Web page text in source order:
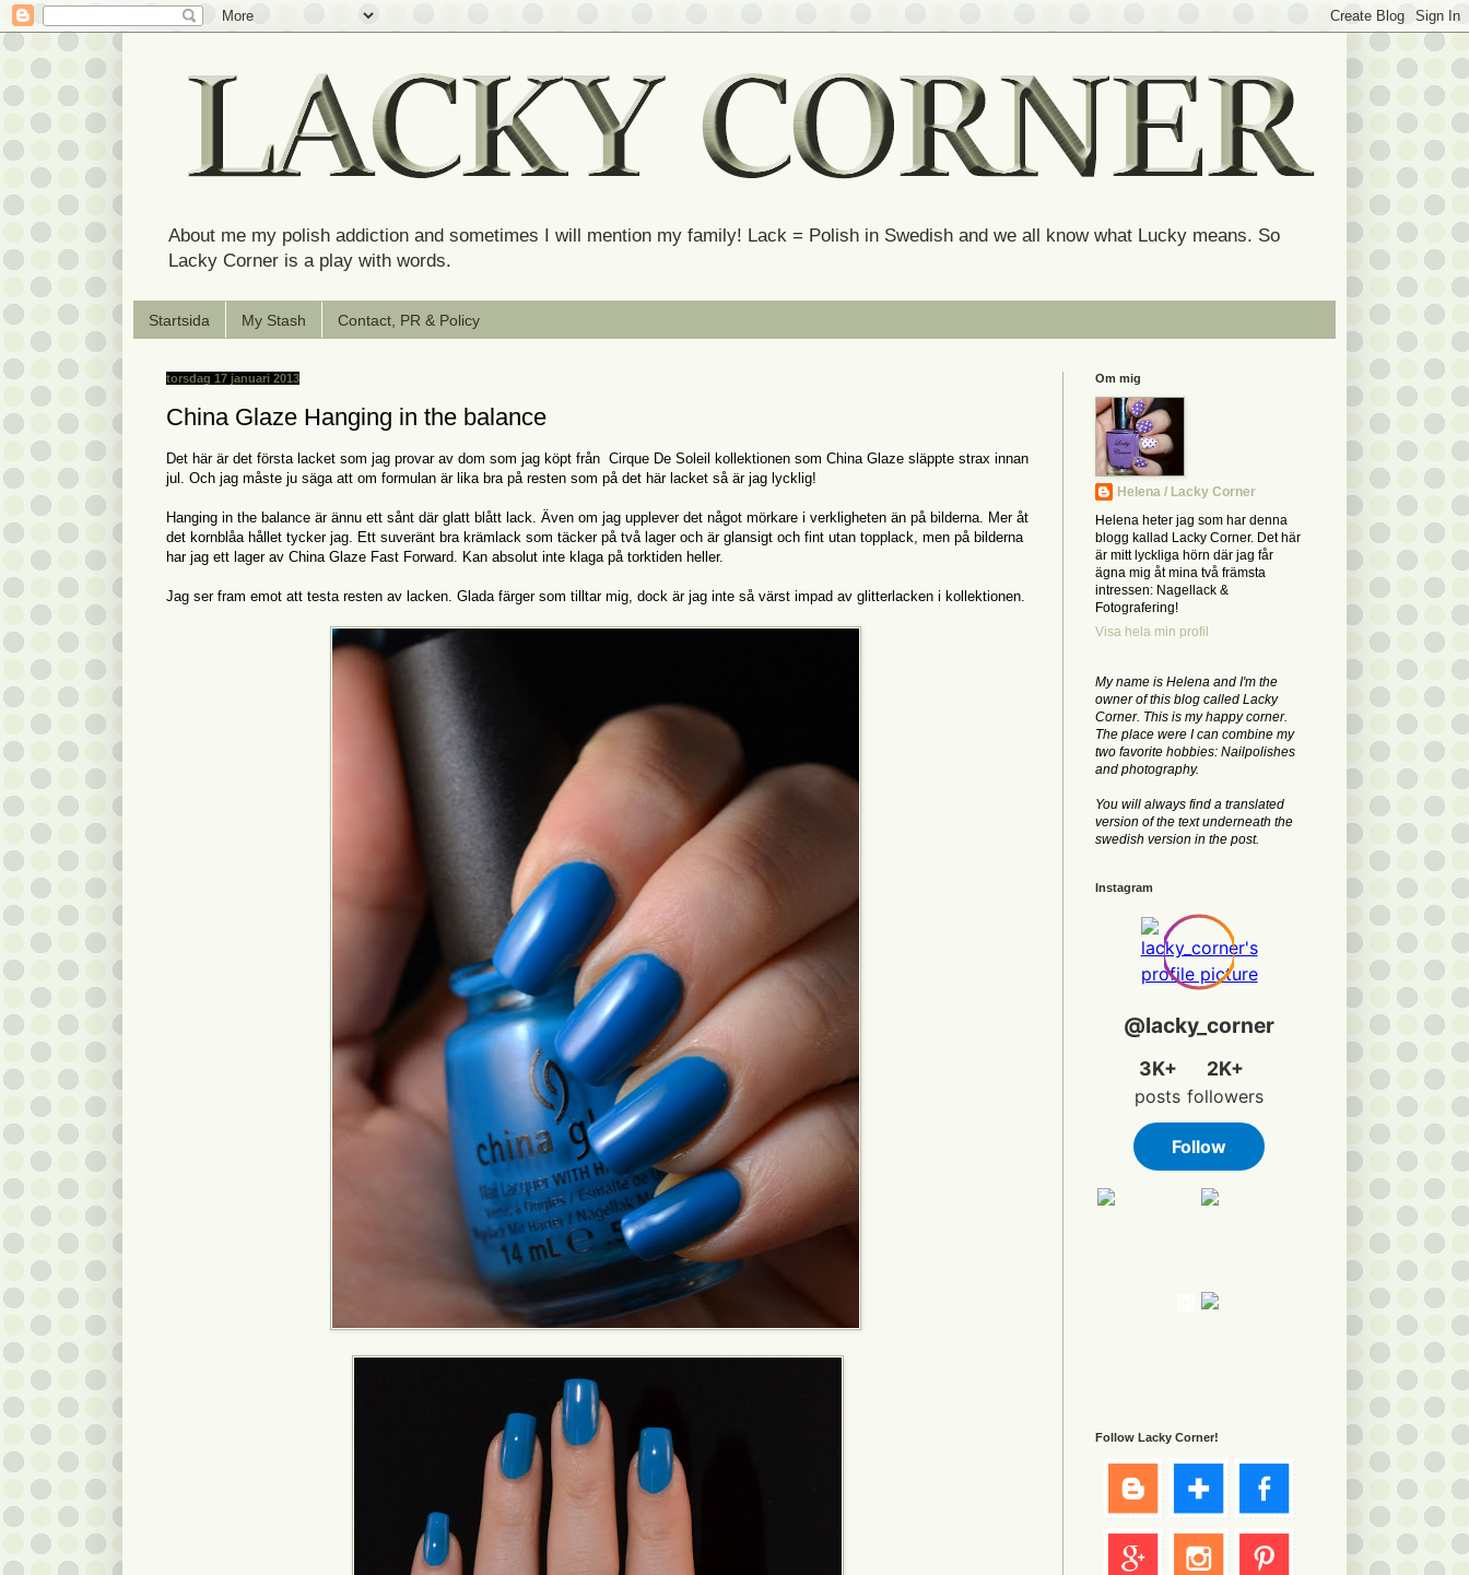
About me my polish addiction and sometimes I will mention my family! Lack = Polish in Swedish and we all know what Lucky means. So
Lacky Corner is a play with words.
Startsida My Stash Contact, PR & Policy
torsdag 17 januari 2013
China Glaze Hanging in the balance
Det här är det första lacket som jag provar av dom som jag köpt från Cirque De Soleil kollektionen som China Glaze släppte strax innan
jul. Och jag måste ju säga att om formulan är lika bra på resten som på det här lacket så är jag lycklig!
Hanging in the balance är ännu ett sånt där glatt blått lack. Även om jag upplever det något mörkare i verkligheten än på bilderna. Mer åt
det kornblåa hållet tycker jag. Ett suveränt bra krämlack som täcker på två lager och är glansigt och fint utan topplack, men på bilderna
har jag ett lager av China Glaze Fast Forward. Kan absolut inte klaga på torktiden heller.
Jag ser fram emot att testa resten av lacken. Glada färger som tilltar mig, dock är jag inte så värst impad av glitterlacken i kollektionen.
Om mig
Helena / Lacky Corner
Helena heter jag som har denna
blogg kallad Lacky Corner. Det här
är mitt lyckliga hörn där jag får
ägna mig åt mina två främsta
intressen: Nagellack &
Fotografering!
Visa hela min profil
My name is Helena and I'm the
owner of this blog called Lacky
Corner. This is my happy corner.
The place were I can combine my
two favorite hobbies: Nailpolishes
and photography.
You will always find a translated
version of the text underneath the
swedish version in the post.
Instagram
Follow Lacky Corner!